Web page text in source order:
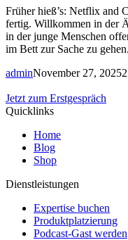
Früher hieß’s: Netflix and
fertig. Willkommen in der
in der junge Menschen
im Bett zur Sache zu gehen.
adminNovember 27, 2025
Jetzt zum Erstgespräch
Quicklinks
Home
Blog
Shop
Dienstleistungen
Expertise buchen
Produktplatzierung
Podcast-Gast werden